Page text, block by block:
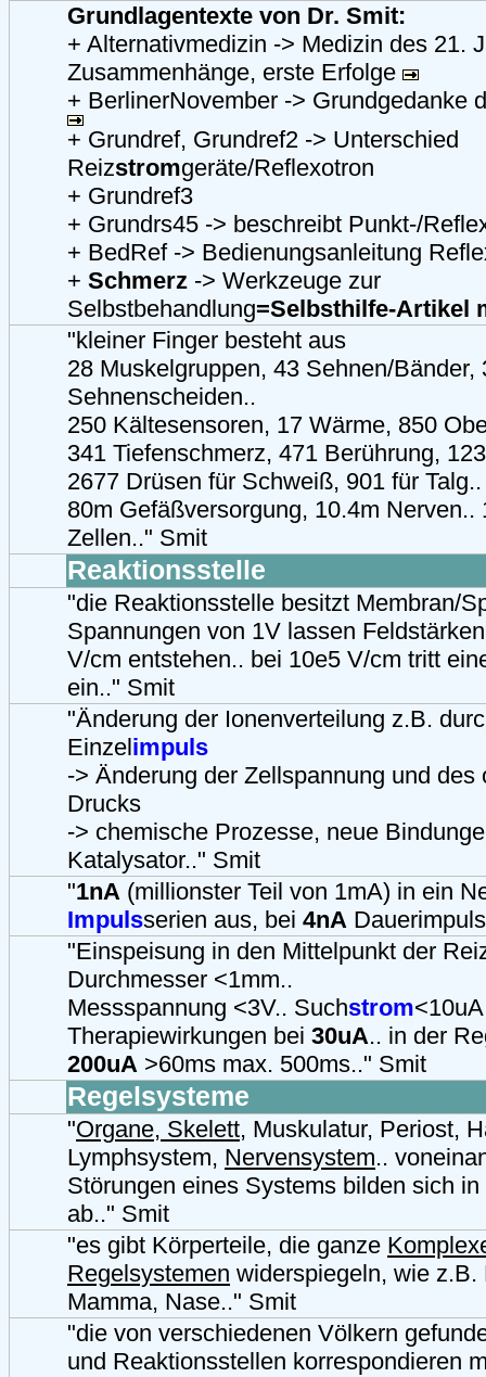
Grundlagentexte von Dr. Smit:
+ Alternativmedizin -> Medizin des 21.
Zusammenhänge, erste Erfolge
+ BerlinerNovember -> Grundgedanke
+ Grundref, Grundref2 -> Unterschied
Reizstromgeräte/Reflexotron
+ Grundref3
+ Grundrs45 -> beschreibt Punkt-/
+ BedRef -> Bedienungsanleitung
+ Schmerz -> Werkzeuge zur
Selbstbehandlung=Selbsthilfe-Artikel
"kleiner Finger besteht aus
28 Muskelgruppen, 43 Sehnen/Bänder,
Sehnenscheiden..
250 Kältesensoren, 17 Wärme, 850
341 Tiefenschmerz, 471 Berührung,
2677 Drüsen für Schweiß, 901 für Talg..
80m Gefäßversorgung, 10.4m Nerven..
Zellen.." Smit
Reaktionsstelle
"die Reaktionsstelle besitzt Membran/
Spannungen von 1V lassen
V/cm entstehen.. bei 10e5 V/cm tritt
ein.." Smit
"Änderung der Ionenverteilung z.B.
Einzelimpuls
-> Änderung der Zellspannung und des
Drucks
-> chemische Prozesse, neue
Katalysator.." Smit
"1nA (millionster Teil von 1mA) in ein
Impulsserien aus, bei 4nA
"Einspeisung in den Mittelpunkt der
Durchmesser <1mm..
Messspannung <3V.. Suchstrom
Therapiewirkungen bei 30uA.. in der
200uA >60ms max. 500ms.." Smit
Regelsysteme
"Organe, Skelett, Muskulatur, Periost,
Lymphsystem, Nervensystem..
Störungen eines Systems bilden sich
ab.." Smit
"es gibt Körperteile, die ganze
Regelsystemen widerspiegeln, wie z.B.
Mamma, Nase.." Smit
"die von verschiedenen Völkern
und Reaktionsstellen korrespondieren